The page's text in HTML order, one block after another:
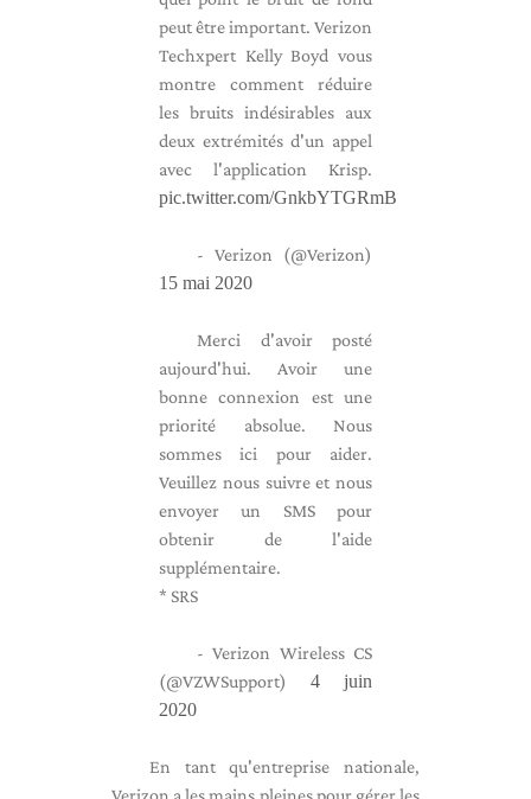
peut être important. Verizon
Techxpert Kelly Boyd vous
montre comment réduire
les bruits indésirables aux
deux extrémités d'un appel
avec l'application Krisp.
pic.twitter.com/GnkbYTGRmB
- Verizon (@Verizon)
15 mai 2020
Merci d'avoir posté
aujourd'hui. Avoir une
bonne connexion est une
priorité absolue. Nous
sommes ici pour aider.
Veuillez nous suivre et nous
envoyer un SMS pour
obtenir de l'aide
supplémentaire.
* SRS
- Verizon Wireless CS
(@VZWSupport) 4 juin
2020
En tant qu'entreprise nationale,
Verizon a les mains pleines pour gérer les